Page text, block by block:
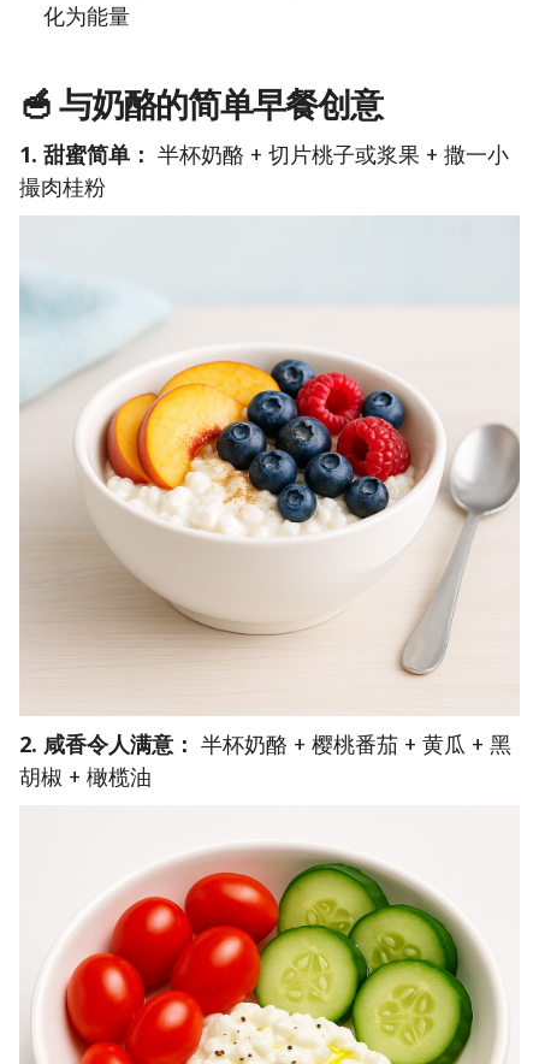
化为能量
🥣与奶酪的简单早餐创意
1. 甜蜜简单： 半杯奶酪 + 切片桃子或浆果 + 撒一小
撮肉桂粉
2. 咸香令人满意： 半杯奶酪 + 樱桃番茄 + 黄瓜 + 黑
胡椒 + 橄榄油